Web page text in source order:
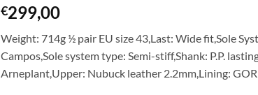
€299,00
Weight: 714g ½ pair EU size 43,Last: Wide fit,Sole
Campos,Sole system type: Semi-stiff,Shank: P.P.
Arneplant,Upper: Nubuck leather 2.2mm,Lining: